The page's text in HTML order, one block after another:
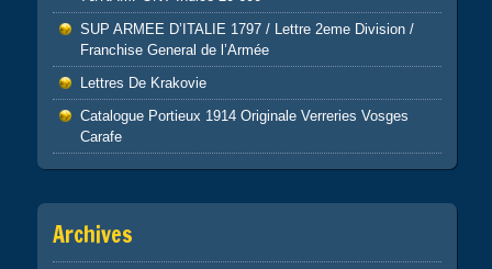
SUP ARMEE D’ITALIE 1797 / Lettre 2eme Division /
Franchise General de l’Armée
Lettres De Krakovie
Catalogue Portieux 1914 Originale Verreries Vosges
Carafe
Archives